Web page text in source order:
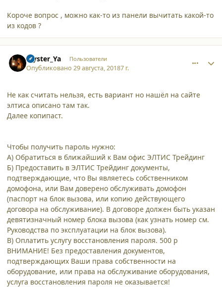
Короче вопрос , можно как-то из панели вычитать какой-то
из кодов ?
Myster_Ya Пользователи
Опубликовано29 августа, 20187 г.
Не как считать нельзя, есть вариант но нашёл на сайте
элтиса описано там так.
Далее копипаст.
Чтобы получить пароль нужно:
А) Обратиться в ближайший к Вам офис ЭЛТИС Трейдинг
Б) Предоставить в ЭЛТИС Трейдинг документы,
подтверждающие, что Вы являетесь собственником
домофона, или Вам доверено обслуживать домофон
(паспорт на блок вызова, или копию действующего
договора на обслуживание). В договоре должен быть указан
девятизначный номер блока вызова (как узнать номер см.
Руководства по эксплуатации на блок вызова).
В) Оплатить услугу восстановления пароля. 500 р
ВНИМАНИЕ! Без предоставления документов,
подтверждающих Ваши права собственности на
оборудование, или права на обслуживание оборудования,
услуга восстановления пароля не оказывается!